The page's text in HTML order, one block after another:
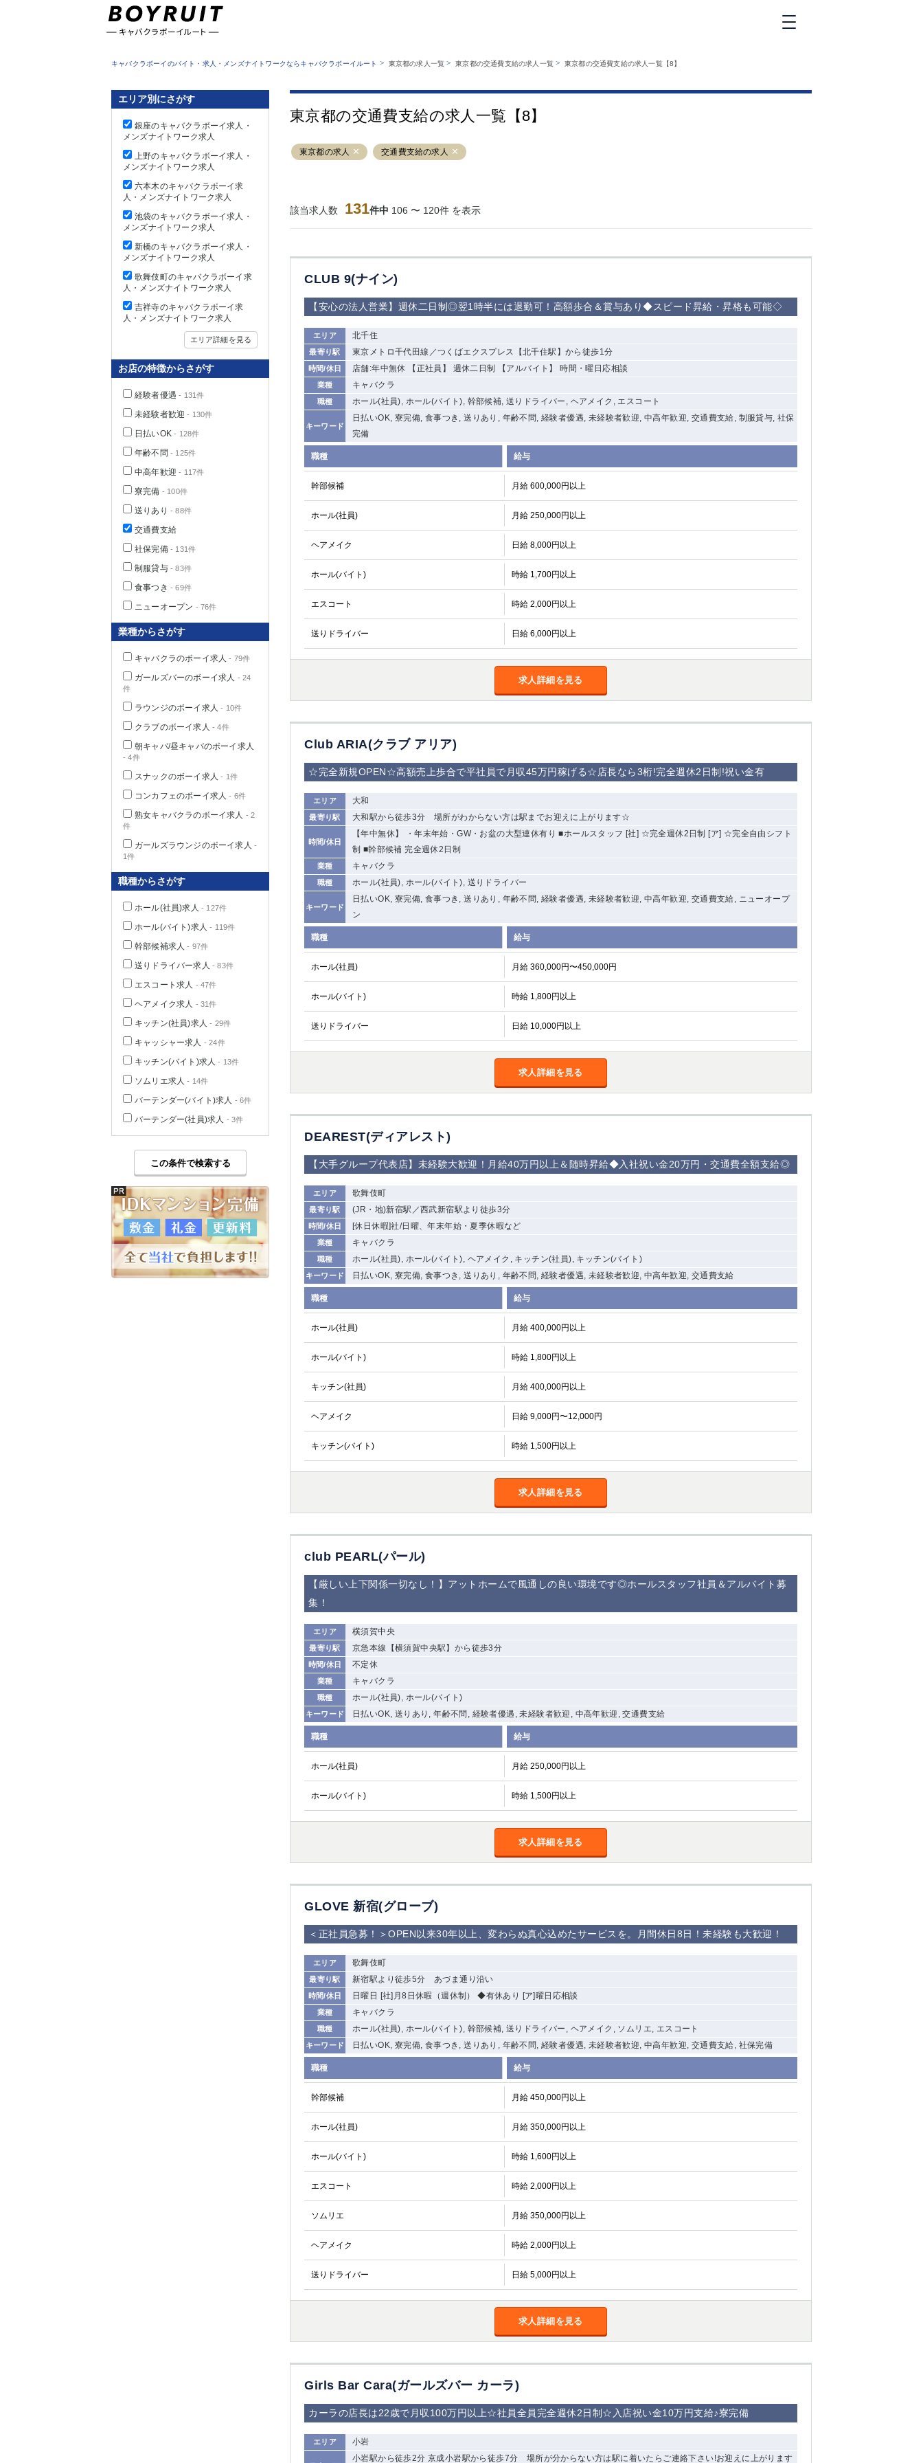
業種から探す
職種から探す
キャバクラボーイルートとは？
サイトマップ
キャバクラボーイのバイト・求人・メンズナイトワークならキャバクラボーイルート > 東京都の求人一覧 >東京都の交通費支給の求人一覧 >東京都の交通費支給の求人一覧【8】
東京都の交通費支給の求人一覧【8】
東京都の求人 交通費支給の求人
該当求人数 131件中 106 〜 120件 を表示
CLUB 9(ナイン)
【安心の法人営業】週休二日制◎翌1時半には退勤可！高額歩合＆賞与あり◆スピード昇給・昇格も可能◇
エリア 北千住
最寄り駅 東京メトロ千代田線／つくばエクスプレス【北千住駅】から徒歩1分
時間/休日 店舗:年中無休 【正社員】 週休二日制 【アルバイト】 時間・曜日応相談
業種 キャバクラ
職種 ホール(社員), ホール(バイト), 幹部候補, 送りドライバー, ヘアメイク, エスコート
キーワード
日払いOK, 寮完備, 食事つき, 送りあり, 年齢不問, 経験者優遇, 未経験者歓迎, 中高年歓迎, 交通費支給, 制服貸与, 社保
完備
職種 給与
幹部候補 月給 600,000円以上
ホール(社員) 月給 250,000円以上
ヘアメイク 日給 8,000円以上
ホール(バイト) 時給 1,700円以上
エスコート 時給 2,000円以上
送りドライバー 日給 6,000円以上
求人詳細を見る
Club ARIA(クラブ アリア)
☆完全新規OPEN☆高額売上歩合で平社員で月収45万円稼げる☆店長なら3桁!完全週休2日制!祝い金有
エリア 大和
最寄り駅 大和駅から徒歩3分 場所がわからない方は駅までお迎えに上がります☆
時間/休日
【年中無休】 ・年末年始・GW・お盆の大型連休有り ■ホールスタッフ [社] ☆完全週休2日制 [ア] ☆完全自由シフト
制 ■幹部候補 完全週休2日制
業種 キャバクラ
職種 ホール(社員), ホール(バイト), 送りドライバー
キーワード
日払いOK, 寮完備, 食事つき, 送りあり, 年齢不問, 経験者優遇, 未経験者歓迎, 中高年歓迎, 交通費支給, ニューオープ
ン
職種 給与
ホール(社員) 月給 360,000円〜450,000円
ホール(バイト) 時給 1,800円以上
送りドライバー 日給 10,000円以上
求人詳細を見る
DEAREST(ディアレスト)
【大手グループ代表店】未経験大歓迎！月給40万円以上＆随時昇給◆入社祝い金20万円・交通費全額支給◎
エリア 歌舞伎町
最寄り駅 (JR・地)新宿駅／西武新宿駅より徒歩3分
時間/休日 [休日休暇]社/日曜、年末年始・夏季休暇など
業種 キャバクラ
職種 ホール(社員), ホール(バイト), ヘアメイク, キッチン(社員), キッチン(バイト)
キーワード 日払いOK, 寮完備, 食事つき, 送りあり, 年齢不問, 経験者優遇, 未経験者歓迎, 中高年歓迎, 交通費支給
職種 給与
ホール(社員) 月給 400,000円以上
ホール(バイト) 時給 1,800円以上
キッチン(社員) 月給 400,000円以上
ヘアメイク 日給 9,000円〜12,000円
キッチン(バイト) 時給 1,500円以上
求人詳細を見る
club PEARL(パール)
【厳しい上下関係一切なし！】アットホームで風通しの良い環境です◎ホールスタッフ社員＆アルバイト募
集！
エリア 横須賀中央
最寄り駅 京急本線【横須賀中央駅】から徒歩3分
時間/休日 不定休
業種 キャバクラ
職種 ホール(社員), ホール(バイト)
キーワード 日払いOK, 送りあり, 年齢不問, 経験者優遇, 未経験者歓迎, 中高年歓迎, 交通費支給
職種 給与
ホール(社員) 月給 250,000円以上
ホール(バイト) 時給 1,500円以上
求人詳細を見る
GLOVE 新宿(グローブ)
＜正社員急募！＞OPEN以来30年以上、変わらぬ真心込めたサービスを。月間休日8日！未経験も大歓迎！
エリア 歌舞伎町
最寄り駅 新宿駅より徒歩5分 あづま通り沿い
時間/休日 日曜日 [社]月8日休暇（週休制） ◆有休あり [ア]曜日応相談
業種 キャバクラ
職種 ホール(社員), ホール(バイト), 幹部候補, 送りドライバー, ヘアメイク, ソムリエ, エスコート
キーワード 日払いOK, 寮完備, 食事つき, 送りあり, 年齢不問, 経験者優遇, 未経験者歓迎, 中高年歓迎, 交通費支給, 社保完備
職種 給与
幹部候補 月給 450,000円以上
ホール(社員) 月給 350,000円以上
ホール(バイト) 時給 1,600円以上
エスコート 時給 2,000円以上
ソムリエ 月給 350,000円以上
ヘアメイク 時給 2,000円以上
送りドライバー 日給 5,000円以上
求人詳細を見る
Girls Bar Cara(ガールズバー カーラ)
カーラの店長は22歳で月収100万円以上☆社員全員完全週休2日制☆入店祝い金10万円支給♪寮完備
エリア 小岩
小岩駅から徒歩2分 京成小岩駅から徒歩7分 場所が分からない方は駅に着いたらご連絡下さい!お迎えに上がります
エリア別にさがす
銀座のキャバクラボーイ求人・
メンズナイトワーク求人
上野のキャバクラボーイ求人・
メンズナイトワーク求人
六本木のキャバクラボーイ求
人・メンズナイトワーク求人
池袋のキャバクラボーイ求人・
メンズナイトワーク求人
新橋のキャバクラボーイ求人・
メンズナイトワーク求人
歌舞伎町のキャバクラボーイ求
人・メンズナイトワーク求人
吉祥寺のキャバクラボーイ求
人・メンズナイトワーク求人
エリア詳細を見る
お店の特徴からさがす
経験者優遇 - 131件
未経験者歓迎 - 130件
日払いOK - 128件
年齢不問 - 125件
中高年歓迎 - 117件
寮完備 - 100件
送りあり - 88件
交通費支給
社保完備- 131件
制服貸与- 83件
食事つき - 69件
ニューオープン - 76件
業種からさがす
キャバクラのボーイ求人 - 79件
ガールズバーのボーイ求人 - 24
件
ラウンジのボーイ求人 - 10件
クラブのボーイ求人 - 4件
朝キャバ/昼キャバのボーイ求人
- 4件
スナックのボーイ求人 - 1件
コンカフェのボーイ求人 - 6件
熟女キャバクラのボーイ求人 - 2
件
ガールズラウンジのボーイ求人 -
1件
職種からさがす
ホール(社員)求人 - 127件
ホール(バイト)求人 - 119件
幹部候補求人 - 97件
送りドライバー求人 - 83件
エスコート求人 - 47件
ヘアメイク求人 - 31件
キッチン(社員)求人 - 29件
キャッシャー求人 - 24件
キッチン(バイト)求人 - 13件
ソムリエ求人 - 14件
バーテンダー(バイト)求人 - 6件
バーテンダー(社員)求人 - 3件
この条件で検索する
東京都 銀座 上野 六本木 池袋
新橋
立川
千葉中央 門前仲町
大山
赤坂
ひばりヶ丘（北
学芸大学
の好立地！
京メトロ南北線
「赤羽岩淵駅」
から徒歩10分
宿
①歌舞伎町 ②
新宿
①東武練馬 ②
成増・板橋 ③
大山 ②池袋
池袋東口 金町 大井町
下赤塚 竹ノ塚 三鷹 亀戸
水道橋
浅草 新小岩 幡ヶ谷
祖師ヶ谷大蔵
関内 溝の口
新横浜
藤沢 平塚 武蔵小杉
橋本
小田原
関内・馬車道・
日ノ出町
武蔵新城
茅ヶ崎 たまプラーザ 大船
厚木
横須賀 桜木町
加松原＞
春日部
浦安
都宮西口）
茨城県 土浦
館林
該当求人 0件 選択した内容で設定